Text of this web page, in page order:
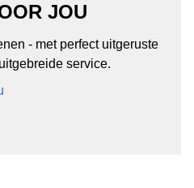
JOU
- met perfect uitgeruste
service.